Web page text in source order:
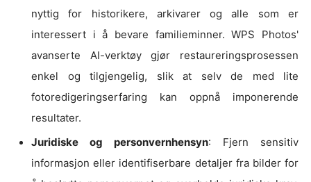
nyttig for historikere, arkivarer og alle som er
interessert i å bevare familieminner. WPS Photos'
avanserte AI-verktøy gjør restaureringsprosessen
enkel og tilgjengelig, slik at selv de med lite
fotoredigeringserfaring kan oppnå imponerende
resultater.
Juridiske og personvernhensyn: Fjern sensitiv
informasjon eller identifiserbare detaljer fra bilder for